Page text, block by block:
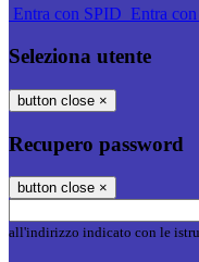
Entra con SPID Entra
Seleziona utente
button close ×
Recupero password
button close ×
all'indirizzo indicato con le